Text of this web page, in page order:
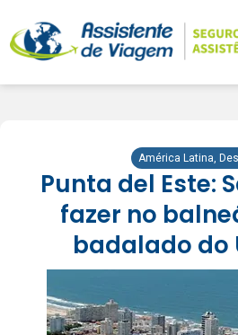
América Latina,
Punta del Este:
fazer no
badalado do